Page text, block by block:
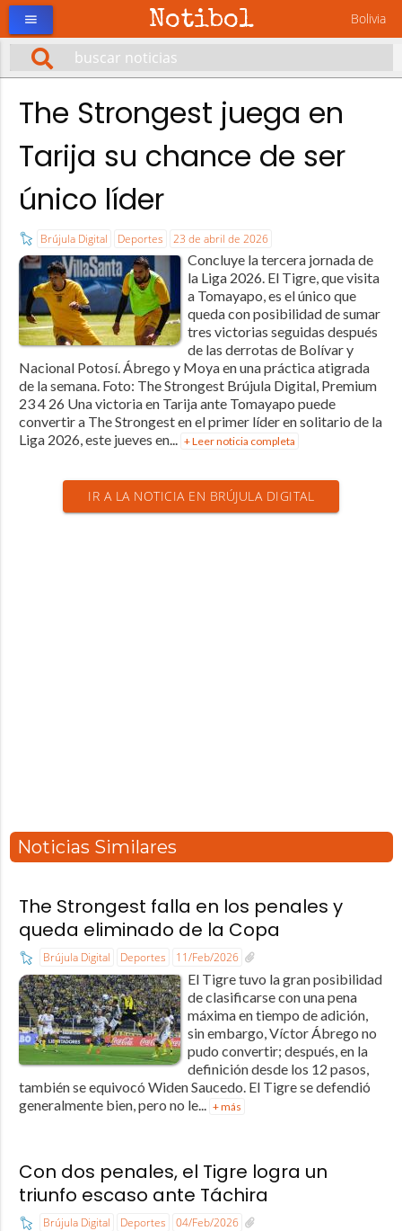
Notibol Bolivia
menu
The Strongest juega en
Tarija su chance de ser
único líder
Brújula Digital Deportes 23 de abril de 2026
Concluye la tercera jornada de
la Liga 2026. El Tigre, que visita
a Tomayapo, es el único que
queda con posibilidad de sumar
tres victorias seguidas después
de las derrotas de Bolívar y
Nacional Potosí. Ábrego y Moya en una práctica atigrada
de la semana. Foto: The Strongest Brújula Digital, Premium
23 4 26 Una victoria en Tarija ante Tomayapo puede
convertir a The Strongest en el primer líder en solitario de la
Liga 2026, este jueves en... + Leer noticia completa
IR A LA NOTICIA EN BRÚJULA DIGITAL
Noticias Similares
The Strongest falla en los penales y
queda eliminado de la Copa
Brújula Digital Deportes 11/Feb/2026
El Tigre tuvo la gran posibilidad
de clasificarse con una pena
máxima en tiempo de adición,
sin embargo, Víctor Ábrego no
pudo convertir; después, en la
definición desde los 12 pasos,
también se equivocó Widen Saucedo. El Tigre se defendió
generalmente bien, pero no le... + más
Con dos penales, el Tigre logra un
triunfo escaso ante Táchira
Brújula Digital Deportes 04/Feb/2026